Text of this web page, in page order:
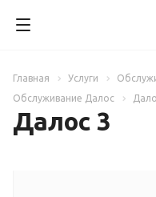
Главная Услуги
Обслуживание Далос
Далос 3